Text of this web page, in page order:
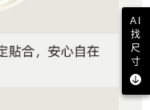
AI
找
尺
寸